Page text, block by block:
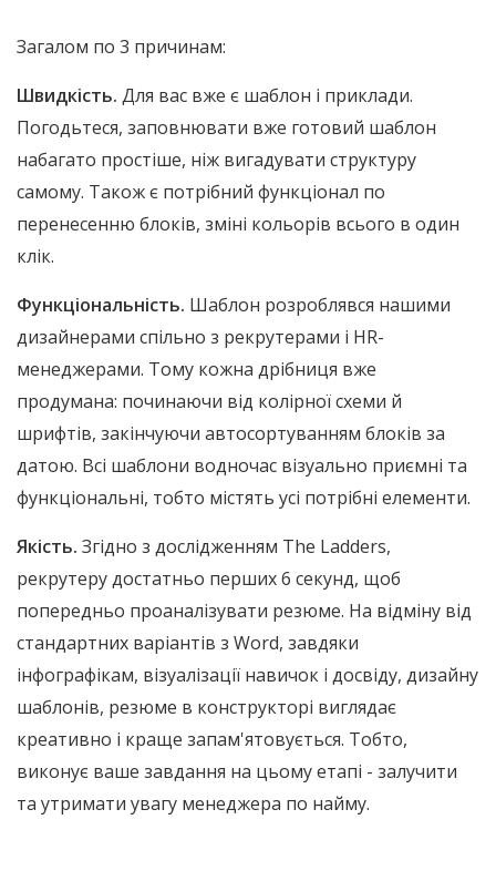
Загалом по 3 причинам:
Швидкість. Для вас вже є шаблон і приклади.
Погодьтеся, заповнювати вже готовий шаблон
набагато простіше, ніж вигадувати структуру
самому. Також є потрібний функціонал по
перенесенню блоків, зміні кольорів всього в один
клік.
Функціональність. Шаблон розроблявся нашими
дизайнерами спільно з рекрутерами і HR-
менеджерами. Тому кожна дрібниця вже
продумана: починаючи від колірної схеми й
шрифтів, закінчуючи автосортуванням блоків за
датою. Всі шаблони водночас візуально приємні та
функціональні, тобто містять усі потрібні елементи.
Якість. Згідно з дослідженням The Ladders,
рекрутеру достатньо перших 6 секунд, щоб
попередньо проаналізувати резюме. На відміну від
стандартних варіантів з Word, завдяки
інфографікам, візуалізації навичок і досвіду, дизайну
шаблонів, резюме в конструкторі виглядає
креативно і краще запам'ятовується. Тобто,
виконує ваше завдання на цьому етапі - залучити
та утримати увагу менеджера по найму.